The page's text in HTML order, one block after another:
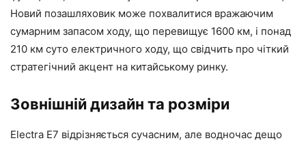
Новий позашляховик може похвалитися вражаючим
сумарним запасом ходу, що перевищує 1600 км, і понад
210 км суто електричного ходу, що свідчить про чіткий
стратегічний акцент на китайському ринку.
Зовнішній дизайн та розміри
Electra E7 відрізняється сучасним, але водночас дещо